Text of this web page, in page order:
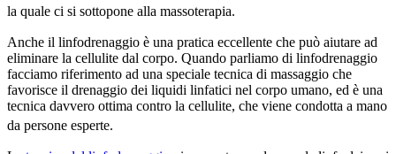
la quale ci si sottopone alla massoterapia.
Anche il linfodrenaggio è una pratica eccellente che può aiutare ad
eliminare la cellulite dal corpo. Quando parliamo di linfodrenaggio
facciamo riferimento ad una speciale tecnica di massaggio che
favorisce il drenaggio dei liquidi linfatici nel corpo umano, ed è una
tecnica davvero ottima contro la cellulite, che viene condotta a mano
da persone esperte.